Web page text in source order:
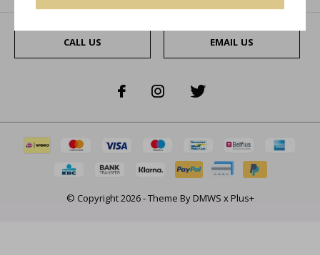
CALL US EMAIL US
© Copyright2026- Theme ByDMWS xPlus+